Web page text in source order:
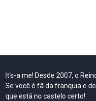
It's-a me! Desde 2007, o
Se você é fã da franquia e
que está no castelo certo!